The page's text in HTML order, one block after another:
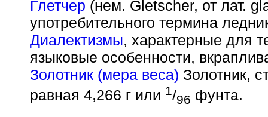
Глетчер (нем. Gletscher, от лат.
употребительного термина
Диалектизмы, характерные для
языковые особенности,
Золотник (мера веса) Золотник,
равная 4,266 г или 1/96 фунта.